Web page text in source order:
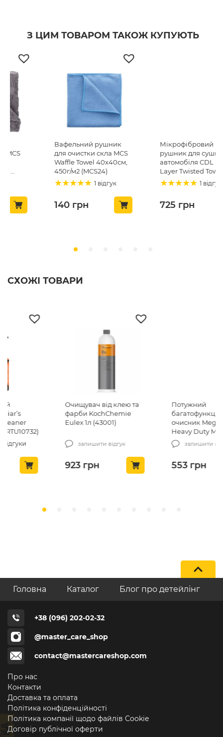
З ЦИМ ТОВАРОМ ТАКОЖ КУПУЮТЬ
Вафельний рушник
для очистки скла MCS
Waffle Towel 40х40см,
450г/м2 (MCS24)
1 відгук
140 грн
Мікрофібровий
рушник для сушки
автомобіля CDL Dual
Layer Twisted Towel
50х80, 1200gsm (CDL-
1 відгук
725 грн
СХОЖІ ТОВАРИ
Очищувач від клею та
фарби KochChemie
Eulex 1л (43001)
залишити відгук
923
Потужний
багатофункціональний
очисник Meguiar’s
Heavy Duty Multi
Purpose Cleaner 709 мл
залишити відгук
553
Головна Каталог Блог про детейлінг
+38 (096) 202-02-32
@master_care_shop
contact@mastercareshop.com
Про нас
Контакти
Доставка та оплата
Політика конфіденційності
Політика компанії щодо файлів Cookie
Договір публічної оферти